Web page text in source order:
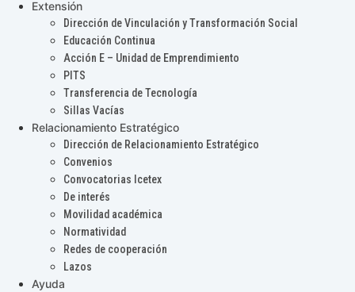
Extensión
Dirección de Vinculación y Transformación Social
Educación Continua
Acción E – Unidad de Emprendimiento
PITS
Transferencia de Tecnología
Sillas Vacías
Relacionamiento Estratégico
Dirección de Relacionamiento Estratégico
Convenios
Convocatorias Icetex
De interés
Movilidad académica
Normatividad
Redes de cooperación
Lazos
Ayuda